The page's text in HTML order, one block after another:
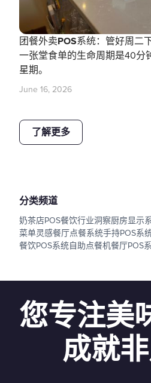
团餐外卖POS系统：管好周二
一张堂食单的生命周期是40分
星期。
June 16, 2026
了解更多
分类频道
奶茶店POS餐饮行业洞察厨房显示
菜单灵感餐厅点餐系统手持POS系
餐饮POS系统自助点餐机餐厅POS
您专注美
成就非